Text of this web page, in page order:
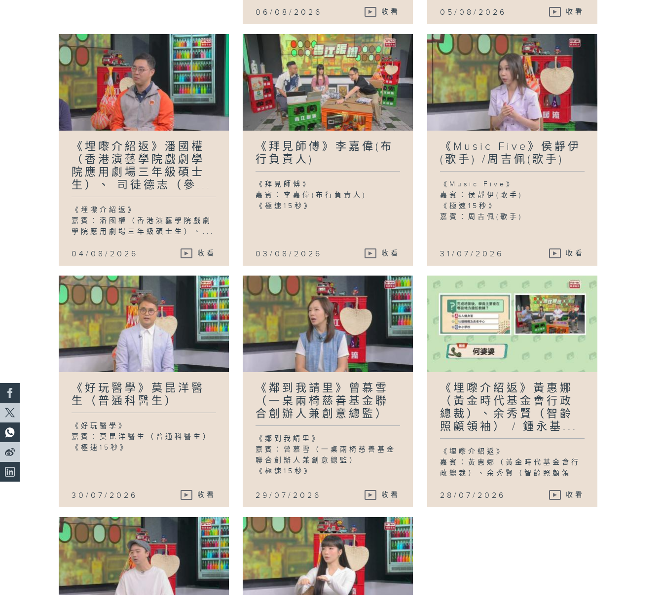
《拜見師傅》呂天
衡(微縮模型藝術
《Music Five》
陳葦璇 (歌手)
/Delta T(歌手)
06/08/2026 收看 05/08/2026 收看
《埋嚟介紹返》潘國權
（香港演藝學院戲劇學
院應用劇場三年級碩士
生）、 司徒德志（參...
《埋嚟介紹返》
嘉賓：潘國權（香港演藝學院戲劇
學院應用劇場三年級碩士生）、...
04/08/2026 收看
《拜見師傅》李嘉偉(布
行負責人)
《拜見師傅》
嘉賓：李嘉偉(布行負責人)
《極速15秒》
03/08/2026 收看
《Music Five》侯靜伊
(歌手) /周吉佩(歌手)
《Music Five》
嘉賓：侯靜伊(歌手)
《極速15秒》
嘉賓：周吉佩(歌手)
31/07/2026 收看
《好玩醫學》莫昆洋醫
生（普通科醫生）
《好玩醫學》
嘉賓：莫昆洋醫生（普通科醫生）
《極速15秒》
30/07/2026 收看
《鄰到我請里》曾慕雪
（一桌兩椅慈善基金聯
合創辦人兼創意總監）
《鄰到我請里》
嘉賓：曾慕雪（一桌兩椅慈善基金
聯合創辦人兼創意總監）
《極速15秒》
29/07/2026 收看
《埋嚟介紹返》黃惠娜
（黃金時代基金會行政
總裁）、余秀賢（智齡
照顧領袖） / 鍾永基...
《埋嚟介紹返》
嘉賓：黃惠娜（黃金時代基金會行
政總裁）、余秀賢（智齡照顧領...
28/07/2026 收看